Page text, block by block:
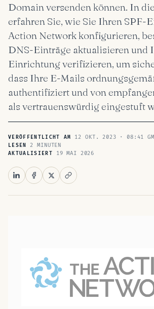
Domain versenden können. In
erfahren Sie, wie Sie Ihren SPF-
Action Network konfigurieren,
DNS-Einträge aktualisieren und
Einrichtung verifizieren, um
dass Ihre E-Mails
authentifiziert und von
als vertrauenswürdig eingestuft
VERÖFFENTLICHT AM 12 OKT. 2023 · 08:41
LESEN 2 MINUTEN
AKTUALISIERT 19 MAI 2026